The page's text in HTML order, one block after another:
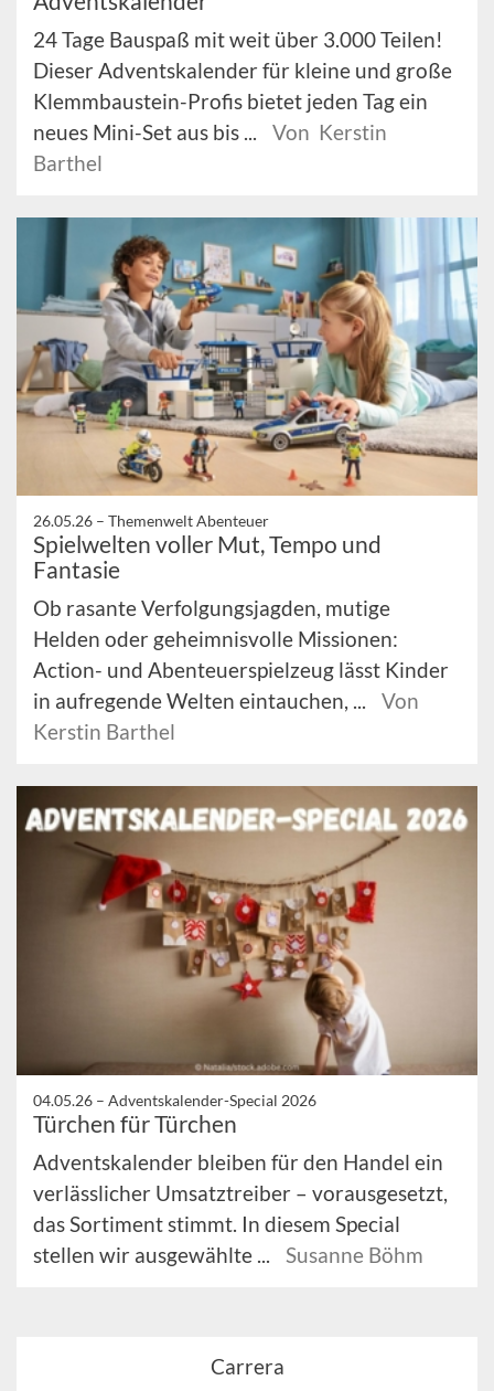
24 Tage Bauspaß mit weit über 3.000 Teilen!
Dieser Adventskalender für kleine und große
Klemmbaustein-Profis bietet jeden Tag ein
neues Mini-Set aus bis ...
Von Kerstin
Barthel
26.05.26 – Themenwelt Abenteuer
Spielwelten voller Mut, Tempo und
Fantasie
Ob rasante Verfolgungsjagden, mutige
Helden oder geheimnisvolle Missionen:
Action- und Abenteuerspielzeug lässt Kinder
in aufregende Welten eintauchen, ...
Von
Kerstin Barthel
04.05.26 – Adventskalender-Special 2026
Türchen für Türchen
Adventskalender bleiben für den Handel ein
verlässlicher Umsatztreiber – vorausgesetzt,
das Sortiment stimmt. In diesem Special
stellen wir ausgewählte ...
Susanne Böhm
Carrera